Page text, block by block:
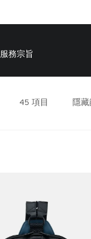
服務宗旨
45 項目 隱藏